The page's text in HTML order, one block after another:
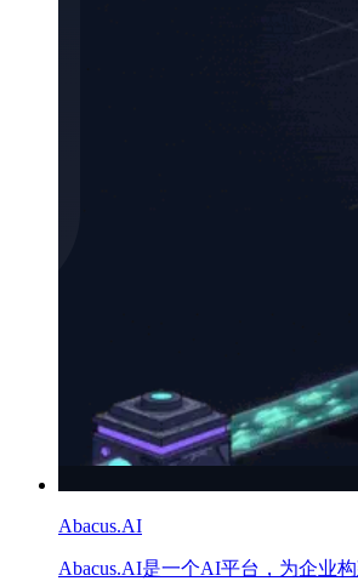
Abacus.AI
Abacus.AI是一个AI平台，为企业